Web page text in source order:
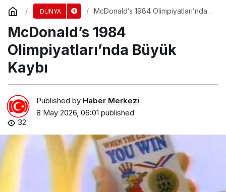
DÜNYA
McDonald’s 1984 Olimpiyatları’nda
McDonald’s 1984
Olimpiyatları’nda Büyük
Kaybı
Published by Haber Merkezi
8 May 2026, 06:01 published
32